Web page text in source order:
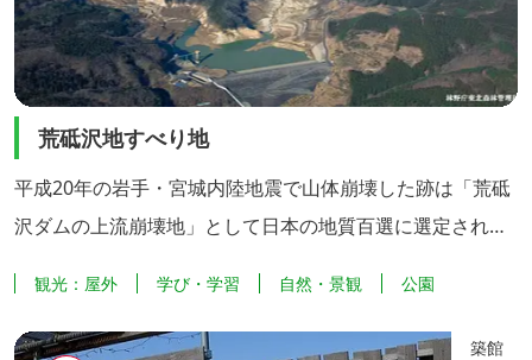
荒砥沢地すべり地
平成20年の岩手・宮城内陸地震で山体崩壊した跡は「荒砥
沢ダムの上流崩壊地」として日本の地質百選に選定されて
す。 栗原市では、地震により生じた栗駒山麓の地形や景観
を、防災教育や学術研究、観光など多目的に活用しながら
観光：屋外 学び・学習 自然・景観 公園
築館